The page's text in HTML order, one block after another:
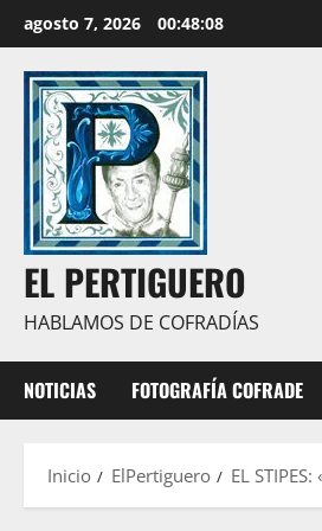
al
contenido
agosto 7, 2026 00:48:08
EL PERTIGUERO
HABLAMOS DE COFRADÍAS
NOTICIAS FOTOGRAFÍA COFRADE
Inicio ElPertiguero EL